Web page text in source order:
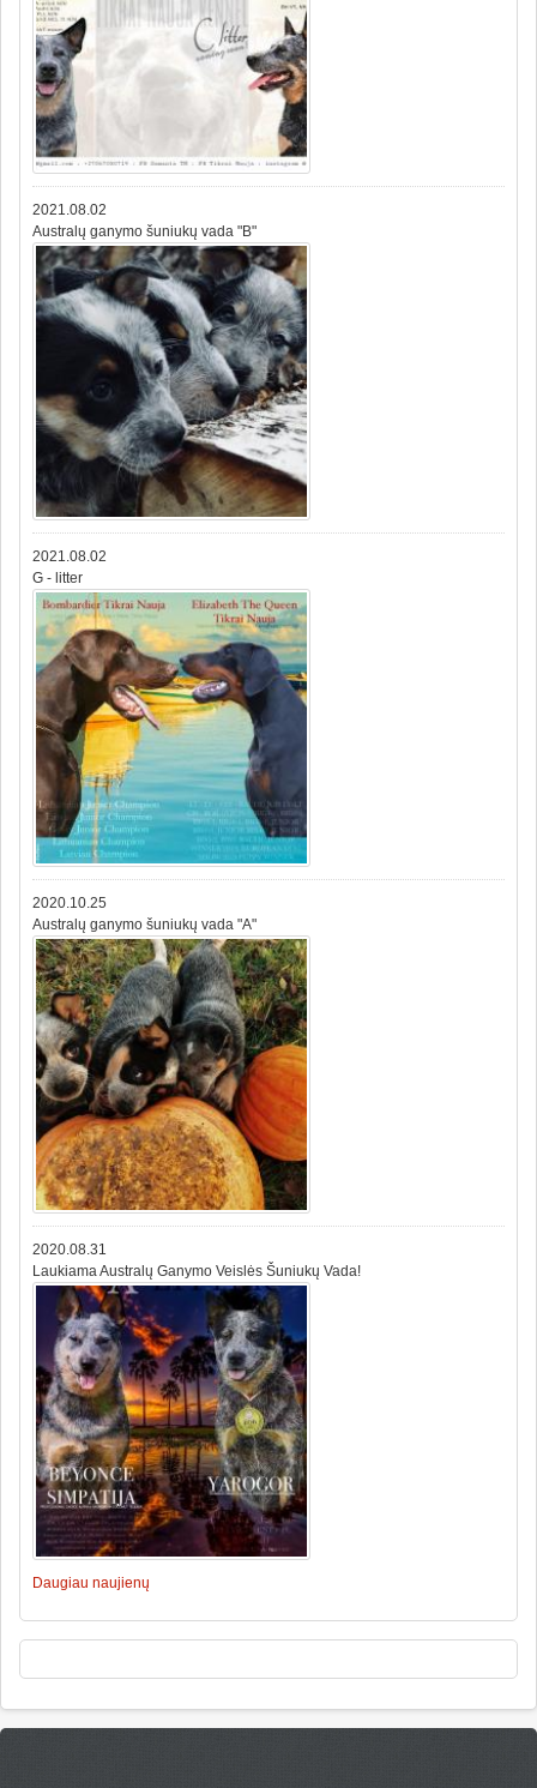
2021.08.02
Australų ganymo šuniukų vada "B"
2021.08.02
G - litter
2020.10.25
Australų ganymo šuniukų vada "A"
2020.08.31
Laukiama Australų Ganymo Veislės Šuniukų Vada!
Daugiau naujienų